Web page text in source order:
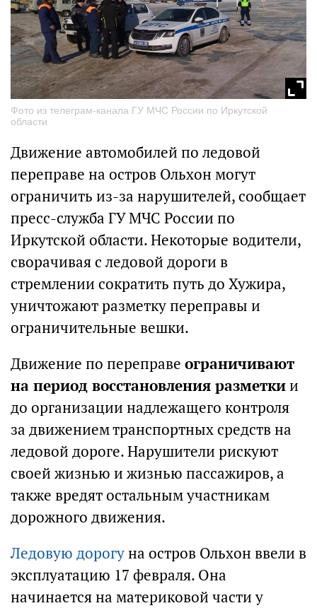
Фото из телеграм-канала ГУ МЧС России по Иркутской
области
Движение автомобилей по ледовой
переправе на остров Ольхон могут
ограничить из-за нарушителей, сообщает
пресс-служба ГУ МЧС России по
Иркутской области. Некоторые водители,
сворачивая с ледовой дороги в
стремлении сократить путь до Хужира,
уничтожают разметку переправы и
ограничительные вешки.
Движение по переправе ограничивают
на период восстановления разметкии
до организации надлежащего контроля
за движением транспортных средств на
ледовой дороге. Нарушители рискуют
своей жизнью и жизнью пассажиров, а
также вредят остальным участникам
дорожного движения.
Ледовую дорогуна остров Ольхон ввели в
эксплуатацию 17 февраля. Она
начинается на материковой части у